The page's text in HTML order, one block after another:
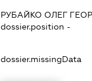
РУБАЙКО ОЛЕГ
dossier.position -
dossier.missingData